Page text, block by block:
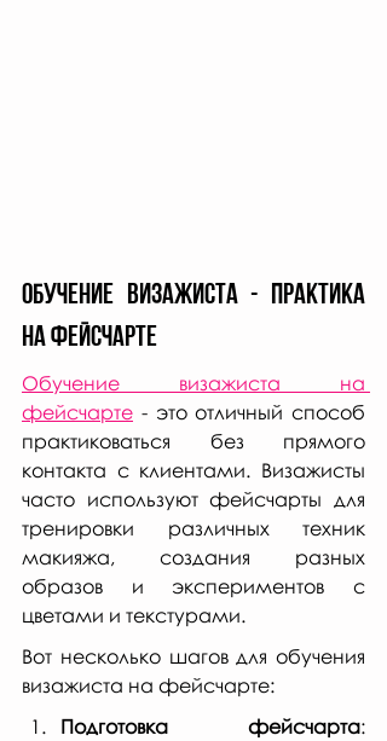
Обучение визажиста - практика
на фейсчарте
Обучение визажиста на
фейсчарте - это отличный способ
практиковаться без прямого
контакта с клиентами. Визажисты
часто используют фейсчарты для
тренировки различных техник
макияжа, создания разных
образов и экспериментов с
цветами и текстурами.
Вот несколько шагов для обучения
визажиста на фейсчарте:
Подготовка фейсчарта: